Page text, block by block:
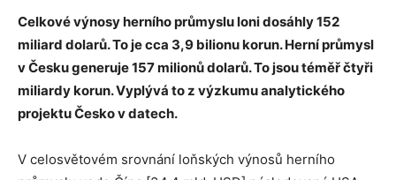
Celkové výnosy herního průmyslu loni dosáhly 152
miliard dolarů. To je cca 3,9 bilionu korun. Herní průmysl
v Česku generuje 157 milionů dolarů. To jsou téměř čtyři
miliardy korun. Vyplývá to z výzkumu analytického
projektu Česko v datech.
V celosvětovém srovnání loňských výnosů herního